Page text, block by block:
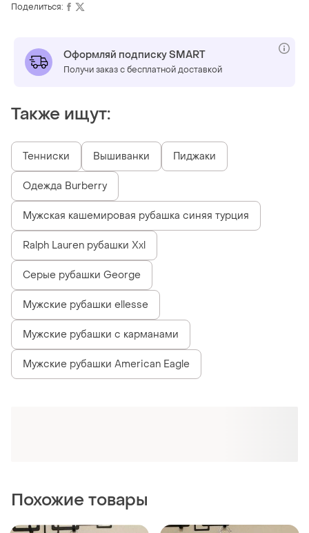
Поделиться:
Оформляй подписку SMART
Получи заказ с бесплатной доставкой
Также ищут:
Тенниски Вышиванки Пиджаки
Одежда Burberry
Мужская кашемировая рубашка синяя турция
Ralph Lauren рубашки Xxl
Серые рубашки George
Мужские рубашки ellesse
Мужские рубашки с карманами
Мужские рубашки American Eagle